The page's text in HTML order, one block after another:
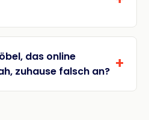
das online
zuhause falsch an?